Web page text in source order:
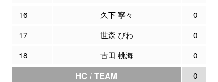
16
久下 寧々 0
17
世森 びわ 0
18
古田 桃海 0
HC / TEAM 0